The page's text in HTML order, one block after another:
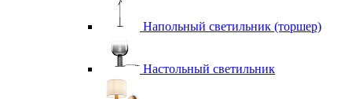
Напольный светильник (торшер)
Настольный светильник